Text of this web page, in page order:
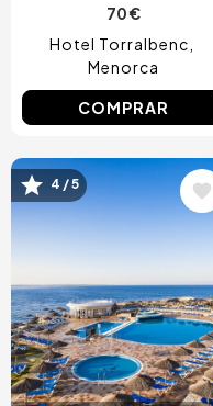
70 €
Hotel Torralbenc
Menorca
COMPRAR
Image
4 / 5